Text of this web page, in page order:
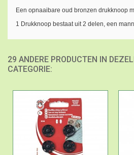
Een opnaaibare oud bronzen drukknoop
1 Drukknoop bestaat uit 2 delen, een
29 ANDERE PRODUCTEN IN
CATEGORIE: